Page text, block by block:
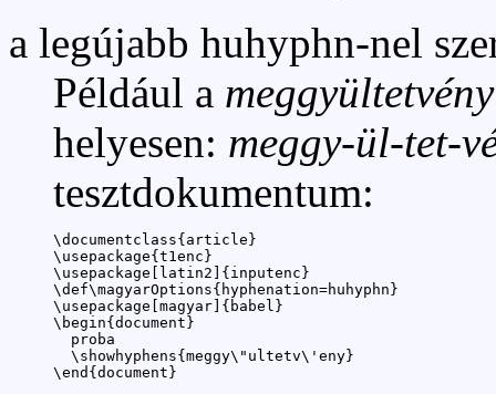
a legújabb huhyphn-nel
Például a meggyültetvény
helyesen: meggy-ül-tet-
tesztdokumentum:
\documentclass{article}
\usepackage{t1enc}
\usepackage[latin2]{inputenc}
\def\magyarOptions{hyphenation=huhyphn}
\usepackage[magyar]{babel}
\begin{document}
  proba
  \showhyphens{meggy\"ultetv\'eny}
\end{document}